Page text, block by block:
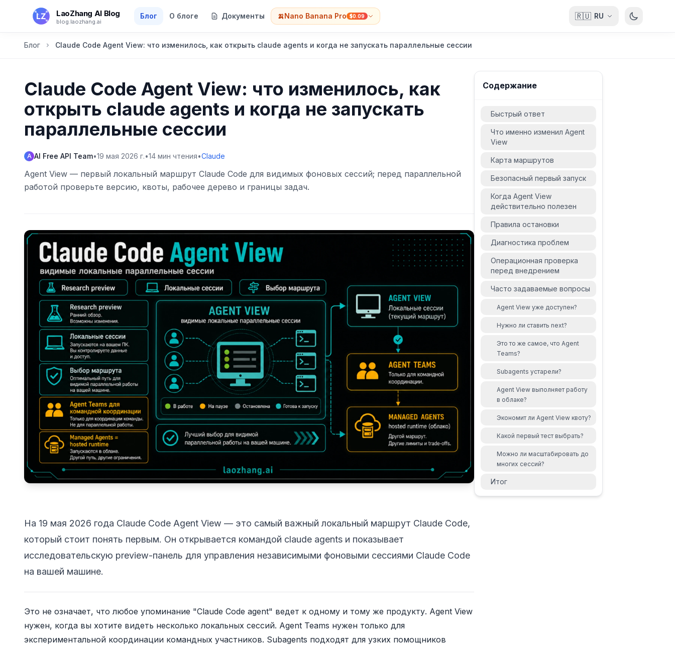
Перейти к основному содержанию
LaoZhang AI Blog
blog.laozhang.ai
Блог О блоге Документы 🍌Nano Banana Pro $0.09 🇷🇺 RU
Блог Claude Code Agent View: что изменилось, как открыть claude agents и когда не запускать параллельные сессии
Claude Code Agent View: что изменилось, как
открыть claude agents и когда не запускать
параллельные сессии
A AI Free API Team•19 мая 2026 г.•14 мин чтения•Claude
Agent View — первый локальный маршрут Claude Code для видимых фоновых сессий; перед параллельной
работой проверьте версию, квоты, рабочее дерево и границы задач.
На 19 мая 2026 года Claude Code Agent View — это самый важный локальный маршрут Claude Code,
который стоит понять первым. Он открывается командой claude agents и показывает
исследовательскую preview-панель для управления независимыми фоновыми сессиями Claude Code
на вашей машине.
Это не означает, что любое упоминание "Claude Code agent" ведет к одному и тому же продукту. Agent View
нужен, когда вы хотите видеть несколько локальных сессий. Agent Teams нужен только для
экспериментальной координации командных участников. Subagents подходят для узких помощников
Содержание
Быстрый ответ
Что именно изменил Agent
View
Карта маршрутов
Безопасный первый запуск
Когда Agent View
действительно полезен
Правила остановки
Диагностика проблем
Операционная проверка
перед внедрением
Часто задаваемые вопросы
Agent View уже доступен?
Нужно ли ставить next?
Это то же самое, что Agent
Teams?
Subagents устарели?
Agent View выполняет работу
в облаке?
Экономит ли Agent View квоту?
Какой первый тест выбрать?
Можно ли масштабировать до
многих сессий?
Итог